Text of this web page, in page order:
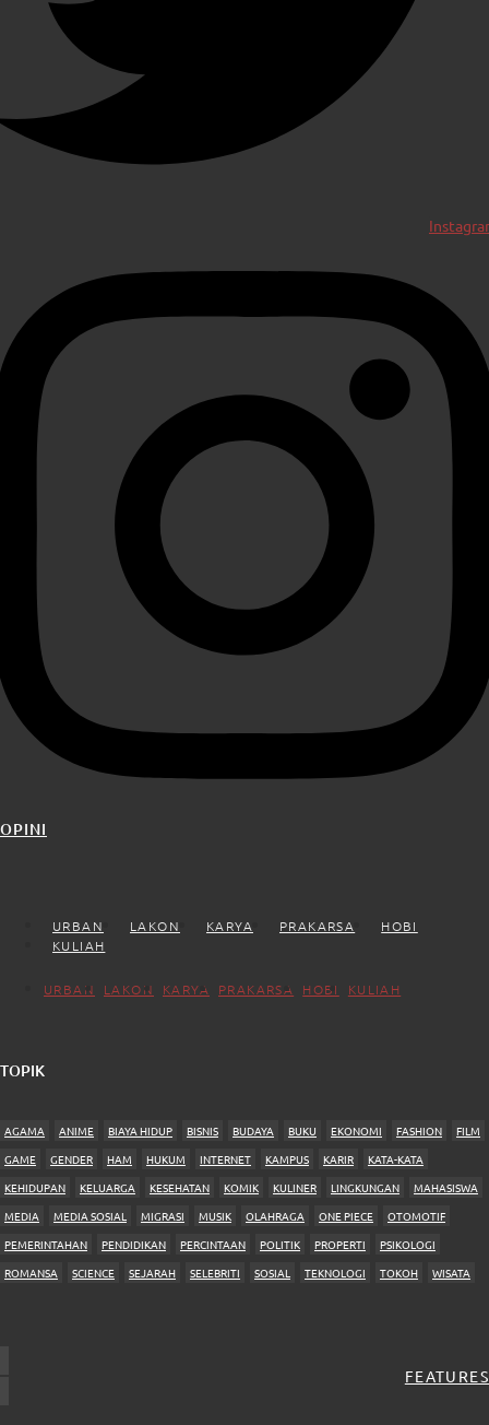
OPINI
URBAN LAKON KARYA PRAKARSA
HOBI
KULIAH
URBAN LAKON KARYA PRAKARSA HOBI KULIAH
TOPIK
AGAMA ANIME BIAYA HIDUP BISNIS BUDAYA BUKU EKONOMI FASHION
FILM
GAME
GENDER HAM HUKUM INTERNET KAMPUS KARIR
KATA-KATA
KEHIDUPAN
KELUARGA KESEHATAN KOMIK KULINER LINGKUNGAN
MAHASISWA
MEDIA
MEDIA SOSIAL MIGRASI MUSIK OLAHRAGA ONE PIECE
OTOMOTIF
PEMERINTAHAN
PENDIDIKAN PERCINTAAN POLITIK PROPERTI
PSIKOLOGI
ROMANSA
SCIENCE SEJARAH SELEBRITI SOSIAL TEKNOLOGI TOKOH WISATA
FEATURES